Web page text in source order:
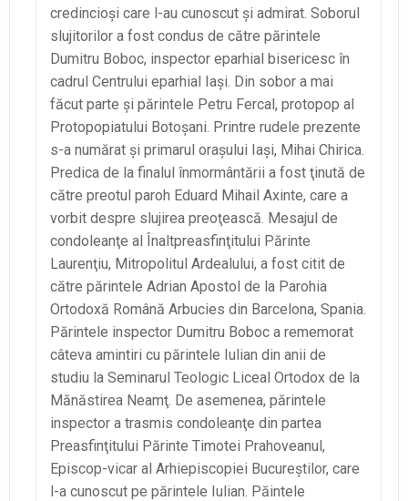
credincioşi care l-au cunoscut şi admirat. Soborul
slujitorilor a fost condus de către părintele
Dumitru Boboc, inspector eparhial bisericesc în
cadrul Centrului eparhial Iaşi. Din sobor a mai
făcut parte şi părintele Petru Fercal, protopop al
Protopopiatului Botoşani. Printre rudele prezente
s-a numărat şi primarul oraşului Iaşi, Mihai Chirica.
Predica de la finalul înmormântării a fost ţinută de
către preotul paroh Eduard Mihail Axinte, care a
vorbit despre slujirea preoţească. Mesajul de
condoleanţe al Înaltpreasfinţitului Părinte
Laurenţiu, Mitropolitul Ardealului, a fost citit de
către părintele Adrian Apostol de la Parohia
Ortodoxă Română Arbucies din Barcelona, Spania.
Părintele inspector Dumitru Boboc a rememorat
câteva amintiri cu părintele Iulian din anii de
studiu la Seminarul Teologic Liceal Ortodox de la
Mănăstirea Neamţ. De asemenea, părintele
inspector a trasmis condoleanţe din partea
Preasfinţitului Părinte Timotei Prahoveanul,
Episcop-vicar al Arhiepiscopiei Bucureştilor, care
l-a cunoscut pe părintele Iulian. Păintele